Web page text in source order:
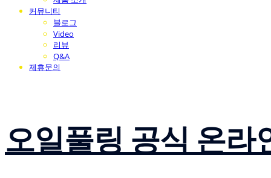
커뮤니티
블로그
Video
리뷰
Q&A
제휴문의
오일풀링 공식 온라